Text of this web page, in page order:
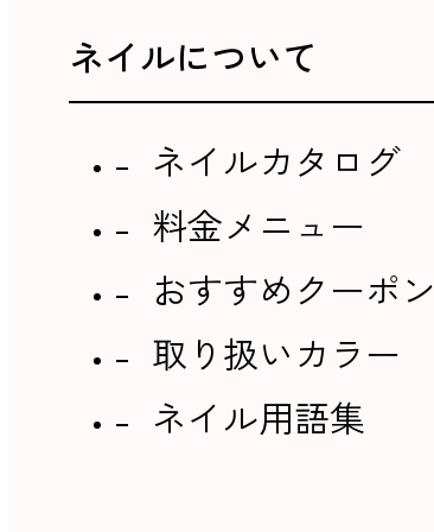
ネイルについて
ネイルカタログ
料金メニュー
おすすめクーポン
取り扱いカラー
ネイル用語集